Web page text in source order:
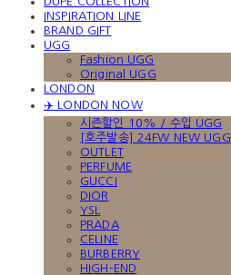
INSPIRATION LINE
BRAND GIFT
UGG
Fashion UGG
Original UGG
LONDON
✈️ LONDON NOW
시즌할인 10% / 수입 UGG
[호주발송] 24FW NEW UGG
OUTLET
PERFUME
GUCCI
DIOR
YSL
PRADA
CELINE
BURBERRY
HIGH-END